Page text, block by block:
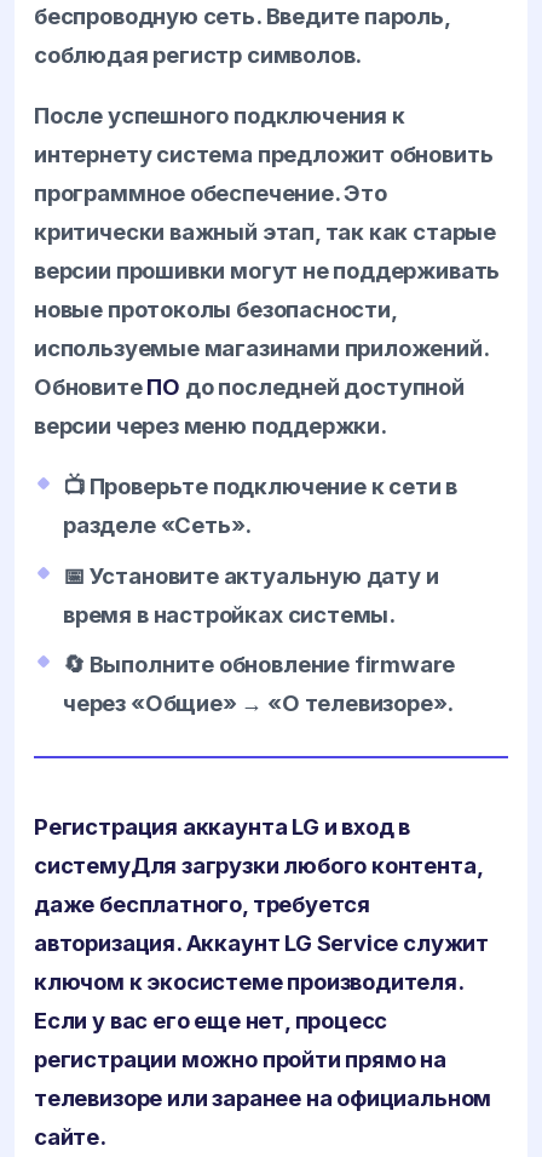
беспроводную сеть. Введите пароль,
соблюдая регистр символов.
После успешного подключения к
интернету система предложит обновить
программное обеспечение. Это
критически важный этап, так как старые
версии прошивки могут не поддерживать
новые протоколы безопасности,
используемые магазинами приложений.
ОбновитеПО до последней доступной
версии через меню поддержки.
📺 Проверьте подключение к сети в
разделе «Сеть».
📅 Установите актуальную дату и
время в настройках системы.
🔄 Выполните обновление firmware
через «Общие» → «О телевизоре».
Регистрация аккаунта LG и вход в
системуДля загрузки любого контента,
даже бесплатного, требуется
авторизация. Аккаунт LG Service служит
ключом к экосистеме производителя.
Если у вас его еще нет, процесс
регистрации можно пройти прямо на
телевизоре или заранее на официальном
сайте.